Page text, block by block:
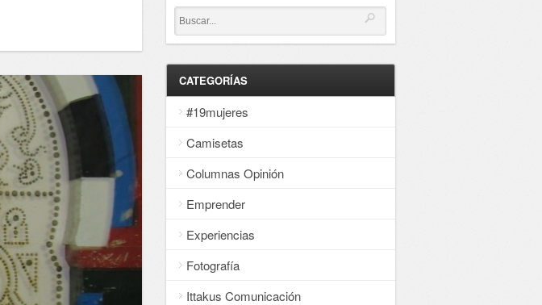
CATEGORÍAS
#19mujeres
Camisetas
Columnas Opinión
Emprender
Experiencias
Fotografía
Ittakus Comunicación